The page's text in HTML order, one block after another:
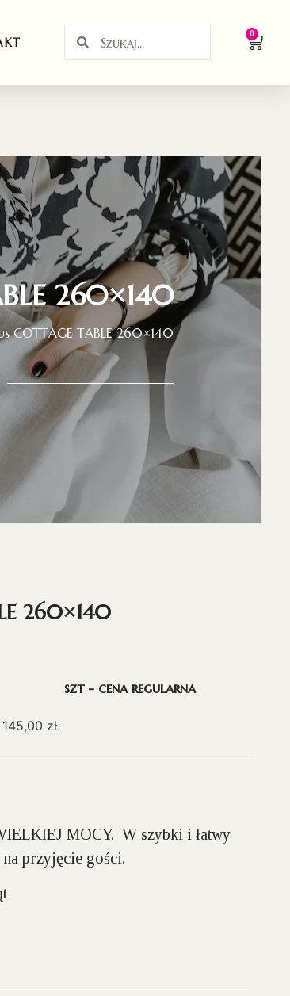
0
260×140
COTTAGE TABLE 260×140
260×140
145,00 zł.
szt - cena regularna
MOCY. W szybki i łatwy
przyjęcie gości.